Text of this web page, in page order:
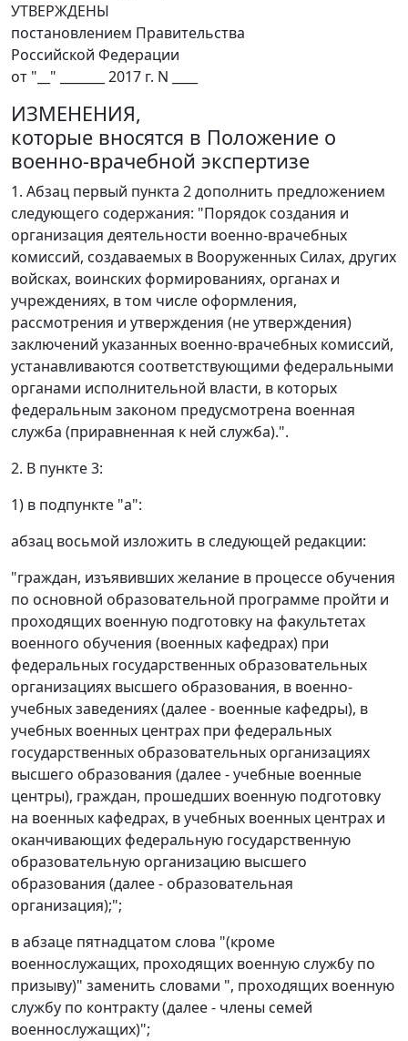
УТВЕРЖДЕНЫ
постановлением Правительства
Российской Федерации
от "__" _______ 2017 г. N ____
ИЗМЕНЕНИЯ,
которые вносятся в Положение о
военно-врачебной экспертизе
1. Абзац первый пункта 2 дополнить предложением
следующего содержания: "Порядок создания и
организация деятельности военно-врачебных
комиссий, создаваемых в Вооруженных Силах, других
войсках, воинских формированиях, органах и
учреждениях, в том числе оформления,
рассмотрения и утверждения (не утверждения)
заключений указанных военно-врачебных комиссий,
устанавливаются соответствующими федеральными
органами исполнительной власти, в которых
федеральным законом предусмотрена военная
служба (приравненная к ней служба).".
2. В пункте 3:
1) в подпункте "а":
абзац восьмой изложить в следующей редакции:
"граждан, изъявивших желание в процессе обучения
по основной образовательной программе пройти и
проходящих военную подготовку на факультетах
военного обучения (военных кафедрах) при
федеральных государственных образовательных
организациях высшего образования, в военно-
учебных заведениях (далее - военные кафедры), в
учебных военных центрах при федеральных
государственных образовательных организациях
высшего образования (далее - учебные военные
центры), граждан, прошедших военную подготовку
на военных кафедрах, в учебных военных центрах и
оканчивающих федеральную государственную
образовательную организацию высшего
образования (далее - образовательная
организация);";
в абзаце пятнадцатом слова "(кроме
военнослужащих, проходящих военную службу по
призыву)" заменить словами ", проходящих военную
службу по контракту (далее - члены семей
военнослужащих)";